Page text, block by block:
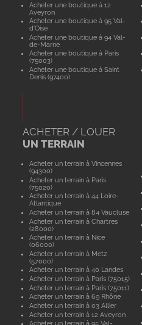
Acheter une boutique à 12
Aveyron
Acheter une boutique à 95 Val-
d'Oise
Acheter une boutique à 94 Val-
de-Marne
Acheter une boutique à Paris
(75003)
Acheter une boutique à Saint
Denis (97400)
ACHETER / LOUER
UN TERRAIN
Acheter un terrain à Vincennes
(94300)
Acheter un terrain à Paris
(75020)
Acheter un terrain à 44 Loire-
Atlantique
Acheter un terrain à 84 Vaucluse
Acheter un terrain à Chartres
(28000)
Acheter un terrain à Nice
(06000)
Acheter un terrain à Metz
(57000)
Acheter un terrain à 40 Landes
Acheter un terrain à Paris (75015)
Acheter un terrain à Paris (75011)
Acheter un terrain à 69 Rhône
Acheter un terrain à 03 Allier
Acheter un terrain à 12 Aveyron
Acheter un terrain à 95 Val-